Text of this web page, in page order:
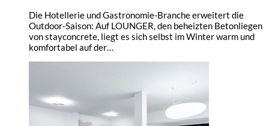
Die Hotellerie und Gastronomie-Branche erweitert die
Outdoor-Saison: Auf LOUNGER, den beheizten Betonliegen
von stayconcrete, liegt es sich selbst im Winter warm und
komfortabel auf der…